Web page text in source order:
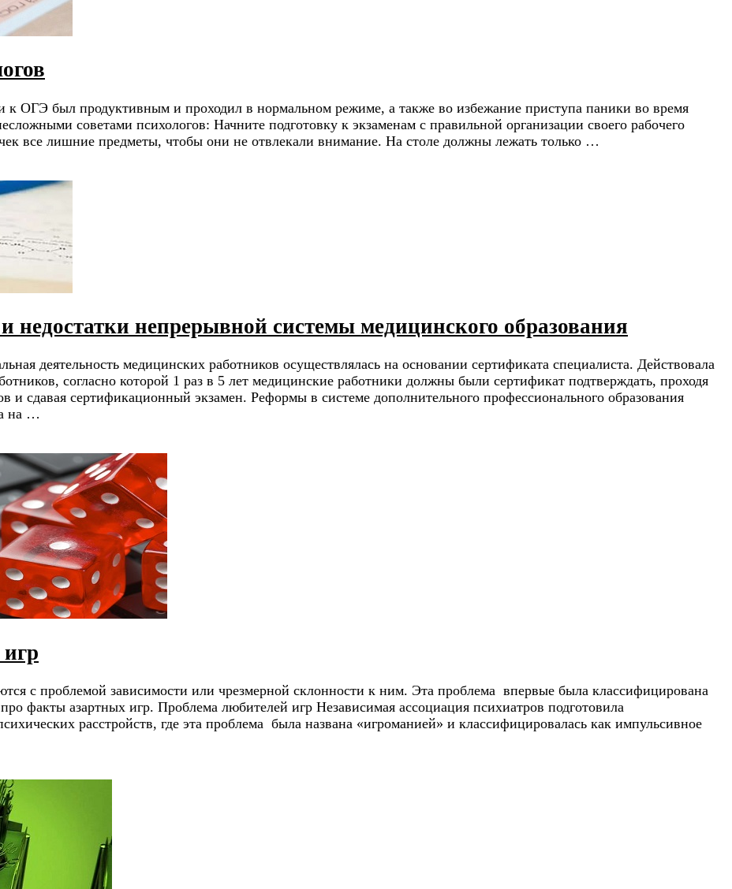
к ОГЭ был продуктивным и проходил в нормальном режиме, а также во избежание приступа паники во время
советами психологов: Начните подготовку к экзаменам с правильной организации своего рабочего
все лишние предметы, чтобы они не отвлекали внимание. На столе должны лежать только …
непрерывной системы медицинского образования
деятельность медицинских работников осуществлялась на основании сертификата специалиста. Действовала
согласно которой 1 раз в 5 лет медицинские работники должны были сертификат подтверждать, проходя
и сдавая сертификационный экзамен. Реформы в системе дополнительного профессионального образования
на …
с проблемой зависимости или чрезмерной склонности к ним. Эта проблема впервые была классифицирована
факты азартных игр. Проблема любителей игр Независимая ассоциация психиатров подготовила
расстройств, где эта проблема была названа «игроманией» и классифицировалась как импульсивное